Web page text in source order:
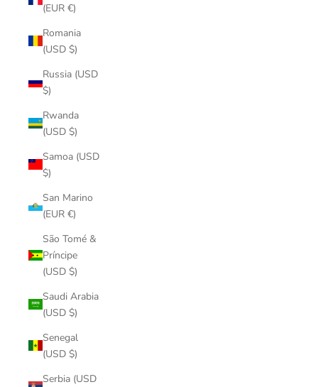
(EUR €)
Romania
(USD $)
Russia (USD
$)
Rwanda
(USD $)
Samoa (USD
$)
San Marino
(EUR €)
São Tomé &
Príncipe
(USD $)
Saudi Arabia
(USD $)
Senegal
(USD $)
Serbia (USD